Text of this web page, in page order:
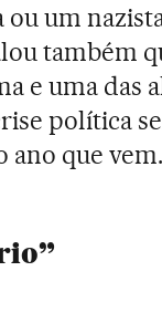
ou um
também
e uma das
política
ano que vem.